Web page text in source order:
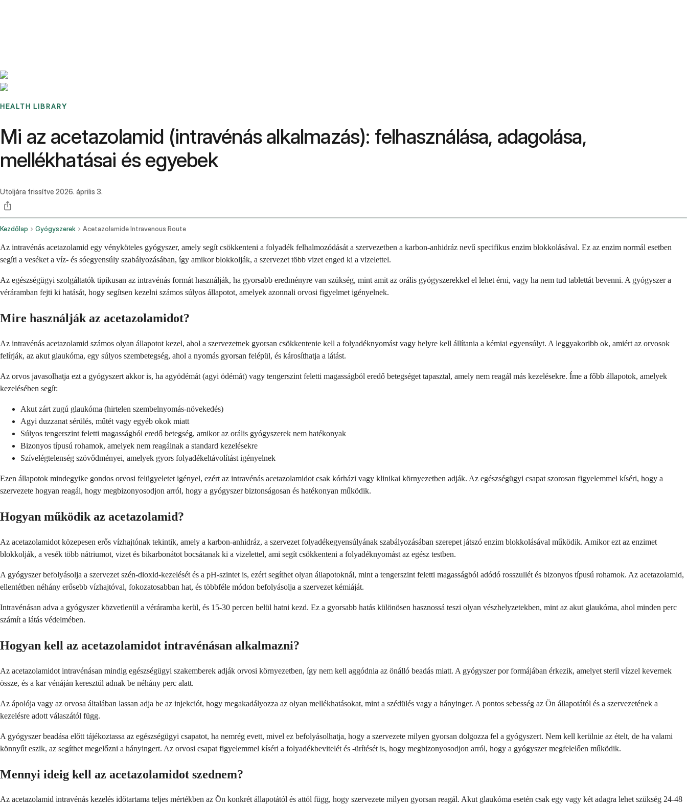
HEALTH LIBRARY
Mi az acetazolamid (intravénás alkalmazás): felhasználása, adagolása,
mellékhatásai és egyebek
Utoljára frissítve 2026. április 3.
Kezdőlap Gyógyszerek Acetazolamide Intravenous Route
Az intravénás acetazolamid egy vényköteles gyógyszer, amely segít csökkenteni a folyadék felhalmozódását a szervezetben a karbon-anhidráz nevű specifikus enzim blokkolásával. Ez az enzim normál esetben
segíti a veséket a víz- és sóegyensúly szabályozásában, így amikor blokkolják, a szervezet több vizet enged ki a vizelettel.
Az egészségügyi szolgáltatók tipikusan az intravénás formát használják, ha gyorsabb eredményre van szükség, mint amit az orális gyógyszerekkel el lehet érni, vagy ha nem tud tablettát bevenni. A gyógyszer a
véráramban fejti ki hatását, hogy segítsen kezelni számos súlyos állapotot, amelyek azonnali orvosi figyelmet igényelnek.
Mire használják az acetazolamidot?
Az intravénás acetazolamid számos olyan állapotot kezel, ahol a szervezetnek gyorsan csökkentenie kell a folyadéknyomást vagy helyre kell állítania a kémiai egyensúlyt. A leggyakoribb ok, amiért az orvosok
felírják, az akut glaukóma, egy súlyos szembetegség, ahol a nyomás gyorsan felépül, és károsíthatja a látást.
Az orvos javasolhatja ezt a gyógyszert akkor is, ha agyödémát (agyi ödémát) vagy tengerszint feletti magasságból eredő betegséget tapasztal, amely nem reagál más kezelésekre. Íme a főbb állapotok, amelyek
kezelésében segít:
Akut zárt zugú glaukóma (hirtelen szembelnyomás-növekedés)
Agyi duzzanat sérülés, műtét vagy egyéb okok miatt
Súlyos tengerszint feletti magasságból eredő betegség, amikor az orális gyógyszerek nem hatékonyak
Bizonyos típusú rohamok, amelyek nem reagálnak a standard kezelésekre
Szívelégtelenség szövődményei, amelyek gyors folyadékeltávolítást igényelnek
Ezen állapotok mindegyike gondos orvosi felügyeletet igényel, ezért az intravénás acetazolamidot csak kórházi vagy klinikai környezetben adják. Az egészségügyi csapat szorosan figyelemmel kíséri, hogy a
szervezete hogyan reagál, hogy megbizonyosodjon arról, hogy a gyógyszer biztonságosan és hatékonyan működik.
Hogyan működik az acetazolamid?
Az acetazolamidot közepesen erős vízhajtónak tekintik, amely a karbon-anhidráz, a szervezet folyadékegyensúlyának szabályozásában szerepet játszó enzim blokkolásával működik. Amikor ezt az enzimet
blokkolják, a vesék több nátriumot, vizet és bikarbonátot bocsátanak ki a vizelettel, ami segít csökkenteni a folyadéknyomást az egész testben.
A gyógyszer befolyásolja a szervezet szén-dioxid-kezelését és a pH-szintet is, ezért segíthet olyan állapotoknál, mint a tengerszint feletti magasságból adódó rosszullét és bizonyos típusú rohamok. Az acetazolamid,
ellentétben néhány erősebb vízhajtóval, fokozatosabban hat, és többféle módon befolyásolja a szervezet kémiáját.
Intravénásan adva a gyógyszer közvetlenül a véráramba kerül, és 15-30 percen belül hatni kezd. Ez a gyorsabb hatás különösen hasznossá teszi olyan vészhelyzetekben, mint az akut glaukóma, ahol minden perc
számít a látás védelmében.
Hogyan kell az acetazolamidot intravénásan alkalmazni?
Az acetazolamidot intravénásan mindig egészségügyi szakemberek adják orvosi környezetben, így nem kell aggódnia az önálló beadás miatt. A gyógyszer por formájában érkezik, amelyet steril vízzel kevernek
össze, és a kar vénáján keresztül adnak be néhány perc alatt.
Az ápolója vagy az orvosa általában lassan adja be az injekciót, hogy megakadályozza az olyan mellékhatásokat, mint a szédülés vagy a hányinger. A pontos sebesség az Ön állapotától és a szervezetének a
kezelésre adott válaszától függ.
A gyógyszer beadása előtt tájékoztassa az egészségügyi csapatot, ha nemrég evett, mivel ez befolyásolhatja, hogy a szervezete milyen gyorsan dolgozza fel a gyógyszert. Nem kell kerülnie az ételt, de ha valami
könnyűt eszik, az segíthet megelőzni a hányingert. Az orvosi csapat figyelemmel kíséri a folyadékbevitelét és -ürítését is, hogy megbizonyosodjon arról, hogy a gyógyszer megfelelően működik.
Mennyi ideig kell az acetazolamidot szednem?
Az acetazolamid intravénás kezelés időtartama teljes mértékben az Ön konkrét állapotától és attól függ, hogy szervezete milyen gyorsan reagál. Akut glaukóma esetén csak egy vagy két adagra lehet szükség 24-48